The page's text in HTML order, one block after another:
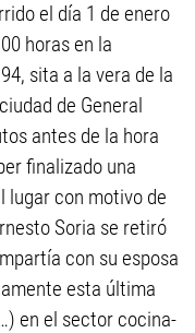
el día 1 de enero
horas en la
sita a la vera de la
de General
antes de la hora
finalizado una
lugar con motivo de
Soria se retiró
con su esposa
esta última
en el sector cocina-